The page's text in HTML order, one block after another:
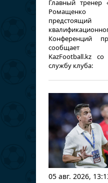
Главный тренер
Ромащенко
Конференций
сообщает
KazFootball.kz
службу клуба:
05 авг. 2026,